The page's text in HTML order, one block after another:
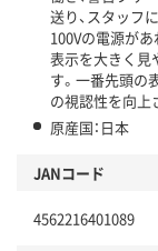
送り、スタッフ
100Vの電源があ
表示を大きく見
す。一番先頭の
の視認性を向上
原産国：日本
JANコード
4562216401089